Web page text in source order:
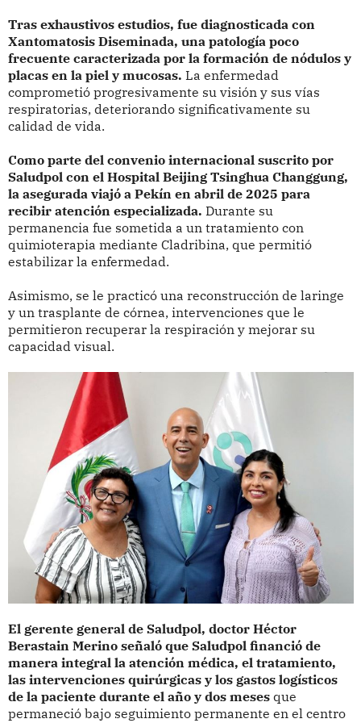
Tras exhaustivos estudios, fue diagnosticada con
Xantomatosis Diseminada, una patología poco
frecuente caracterizada por la formación de nódulos y
placas en la piel y mucosas. La enfermedad
comprometió progresivamente su visión y sus vías
respiratorias, deteriorando significativamente su
calidad de vida.
Como parte del convenio internacional suscrito por
Saludpol con el Hospital Beijing Tsinghua Changgung,
la asegurada viajó a Pekín en abril de 2025 para
recibir atención especializada. Durante su
permanencia fue sometida a un tratamiento con
quimioterapia mediante Cladribina, que permitió
estabilizar la enfermedad.
Asimismo, se le practicó una reconstrucción de laringe
y un trasplante de córnea, intervenciones que le
permitieron recuperar la respiración y mejorar su
capacidad visual.
El gerente general de Saludpol, doctor Héctor
Berastain Merino señaló que Saludpol financió de
manera integral la atención médica, el tratamiento,
las intervenciones quirúrgicas y los gastos logísticos
de la paciente durante el año y dos meses que
permaneció bajo seguimiento permanente en el centro